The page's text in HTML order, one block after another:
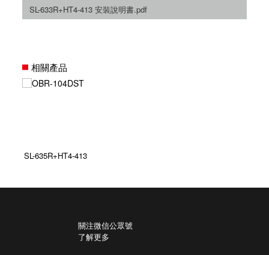
SL-633R+HT4-413 安裝說明書.pdf
相關產品
SL-635R+HT4-413
關注微信公眾號
了解更多